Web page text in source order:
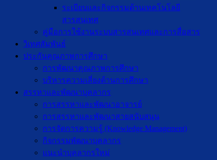
ระเบียบและกิจกรรมด้านเทคโนโลยี
สารสนเทศ
คู่มือการใช้งานระบบสารสนเทศและการสื่อสาร
วิเทศสัมพันธ์
ประกันคุณภาพการศึกษา
การพัฒนาคุณภาพการศึกษา
บริหารความเสี่ยงด้านการศึกษา
สรรหาและพัฒนาบุคลากร
การสรรหาและพัฒนาอาจารย์
การสรรหาและพัฒนาสายสนับสนุน
การจัดการความรู้ (Knowledge Management)
กิจกรรมพัฒนาบุคลากร
แนะนำบุคลากรใหม่